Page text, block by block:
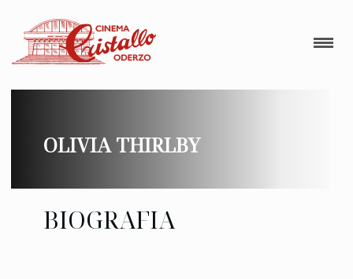
OLIVIA THIRLBY
BIOGRAFIA